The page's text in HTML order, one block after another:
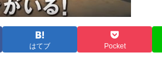
はてブ Pocket